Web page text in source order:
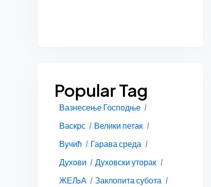
Popular Tag
Вазнесење Господње
Васкрс
Велики петак
Вучић
Гарава среда
Духови
Духовски уторак
ЖЕЉА
Заклопита субота